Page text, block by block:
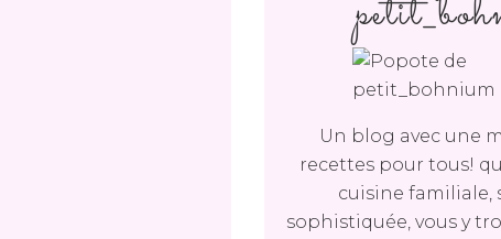
Un blog avec une
recettes pour tous!
cuisine familiale,
sophistiquée, vous y